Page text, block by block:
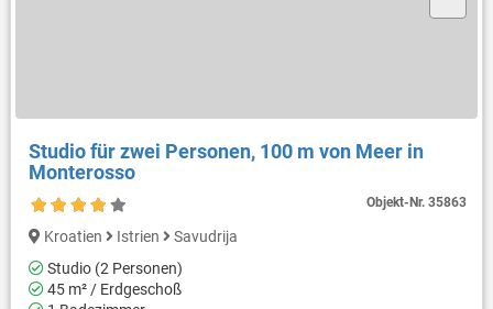
Studio für zwei Personen, 100 m von Meer in
Monterosso
Objekt-Nr.35863
Kroatien Istrien
Savudrija
Studio (2 Personen)
45 m² / Erdgeschoß